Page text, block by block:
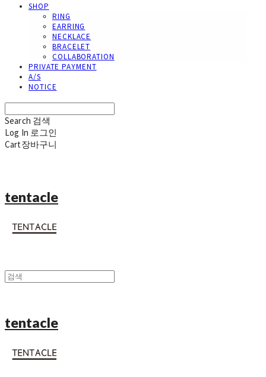
SHOP
RING
EARRING
NECKLACE
BRACELET
COLLABORATION
PRIVATE PAYMENT
A/S
NOTICE
Search 검색
Log In 로그인
Cart장바구니
tentacle
tentacle